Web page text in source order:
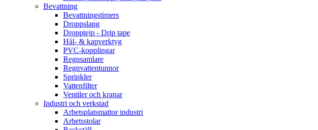
Bevattning
Bevattningstimers
Droppslang
Dropptejp - Drip tape
Hål- & kapverktyg
PVC-kopplingar
Regnsamlare
Regnvattentunnor
Sprinkler
Vattenfilter
Ventiler och kranar
Industri och verkstad
Arbetsplatsmattor industri
Arbetsstolar